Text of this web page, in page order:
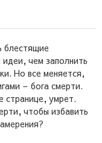
блестящие
чем заполнить
Но все меняется,
– бога смерти.
странице, умрет.
чтобы избавить